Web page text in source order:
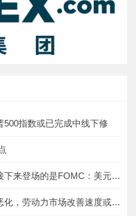
指数或已完成中线下修
市场仍在为大选而兴奋，接下来登场的是FOMC：美元/日元、澳元/日元、欧元/日元
非农就业报告前瞻：疫情恶化，劳动力市场改善速度或放慢